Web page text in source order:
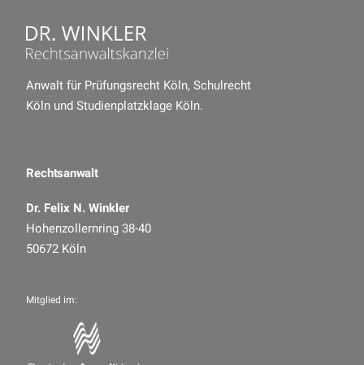
Anwalt für Prüfungsrecht Köln,Schulrecht
Köln undStudienplatzklage Köln.
Rechtsanwalt
Dr. Felix N. Winkler
Hohenzollernring 38-40
50672 Köln
Mitglied im: